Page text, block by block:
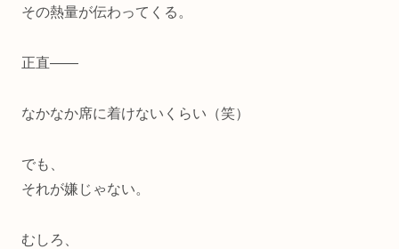
その熱量が伝わってくる。
正直――
なかなか席に着けないくらい（笑）
でも、
それが嫌じゃない。
むしろ、